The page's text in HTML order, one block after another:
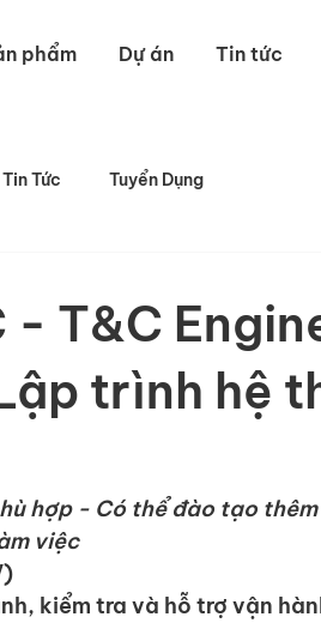
phẩm Dự án Tin tức
Tin Tức Tuyển Dụng
- T&C
trình hệ
hợp - Có thể đào tạo
việc
kiểm tra và hỗ trợ vận